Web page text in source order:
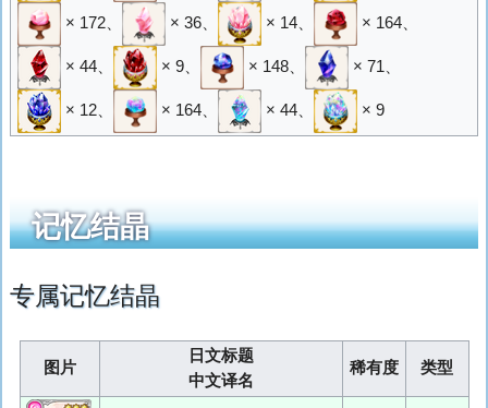
× 172、 × 36、 × 14、 × 164、
× 44、 × 9、 × 148、 × 71、
× 12、 × 164、 × 44、 × 9
记忆结晶
专属记忆结晶
图片
日文标题
中文译名
稀有度 类型